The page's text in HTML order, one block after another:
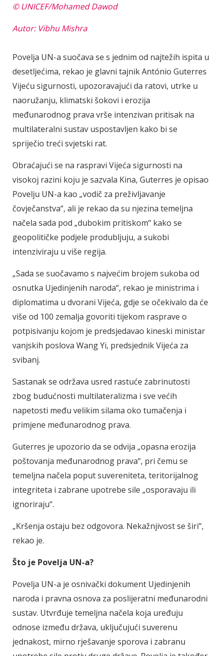
© UNICEF/Mohamed Dawod
Autor: Vibhu Mishra
Povelja UN-a suočava se s jednim od najtežih ispita u
desetljećima, rekao je glavni tajnik António Guterres
Vijeću sigurnosti, upozoravajući da ratovi, utrke u
naoružanju, klimatski šokovi i erozija
međunarodnog prava vrše intenzivan pritisak na
multilateralni sustav uspostavljen kako bi se
spriječio treći svjetski rat.
Obraćajući se na raspravi Vijeća sigurnosti na
visokoj razini koju je sazvala Kina, Guterres je opisao
Povelju UN-a kao „vodič za preživljavanje
čovječanstva“, ali je rekao da su njezina temeljna
načela sada pod „dubokim pritiskom“ kako se
geopolitičke podjele produbljuju, a sukobi
intenziviraju u više regija.
„Sada se suočavamo s najvećim brojem sukoba od
osnutka Ujedinjenih naroda“, rekao je ministrima i
diplomatima u dvorani Vijeća, gdje se očekivalo da će
više od 100 zemalja govoriti tijekom rasprave o
potpisivanju kojom je predsjedavao kineski ministar
vanjskih poslova Wang Yi, predsjednik Vijeća za
svibanj.
Sastanak se održava usred rastuće zabrinutosti
zbog budućnosti multilateralizma i sve većih
napetosti među velikim silama oko tumačenja i
primjene međunarodnog prava.
Guterres je upozorio da se odvija „opasna erozija
poštovanja međunarodnog prava“, pri čemu se
temeljna načela poput suvereniteta, teritorijalnog
integriteta i zabrane upotrebe sile „osporavaju ili
ignoriraju“.
„Kršenja ostaju bez odgovora. Nekažnjivost se širi“,
rekao je.
Što je Povelja UN-a?
Povelja UN-a je osnivački dokument Ujedinjenih
naroda i pravna osnova za poslijeratni međunarodni
sustav. Utvrđuje temeljna načela koja uređuju
odnose između država, uključujući suverenu
jednakost, mirno rješavanje sporova i zabranu